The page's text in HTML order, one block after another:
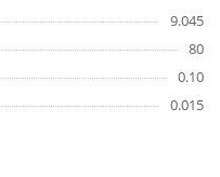
9.045
80
0.10
0.015